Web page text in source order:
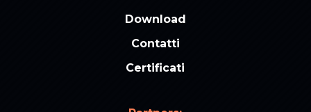
Download
Contatti
Certificati